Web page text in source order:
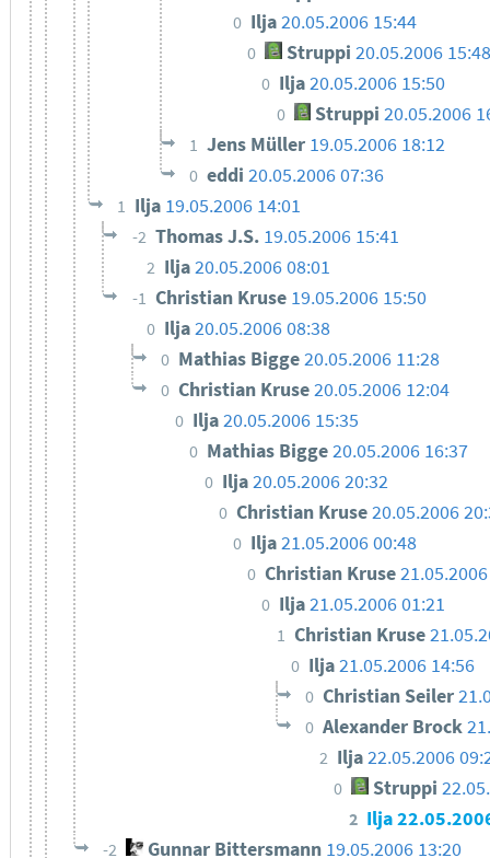
0 Ilja20.05.2006 15:44
0 Struppi 20.05.2006 15:48
0 Ilja20.05.2006 15:50
0 Struppi 20.05.2006
1 Jens Müller 19.05.2006 18:12
0 eddi20.05.2006 07:36
1 Ilja 19.05.2006 14:01
-2 Thomas J.S. 19.05.2006 15:41
2 Ilja20.05.2006 08:01
-1 Christian Kruse 19.05.2006 15:50
0 Ilja20.05.2006 08:38
0 Mathias Bigge20.05.2006 11:28
0 Christian Kruse20.05.2006 12:04
0 Ilja20.05.2006 15:35
0 Mathias Bigge20.05.2006 16:37
0 Ilja20.05.2006 20:32
0 Christian Kruse20.05.2006
0 Ilja21.05.2006 00:48
0 Christian Kruse
0 Ilja21.05.2006 01:21
1 Christian Kruse
0 Ilja21.05.2006 14:56
0 Christian Seiler
0 Alexander Brock
2 Ilja22.05.2006
0 Struppi
2 Ilja
-2 Gunnar Bittersmann 19.05.2006 13:20